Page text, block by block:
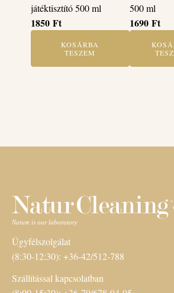
játéktisztító 500 ml
1850 Ft
KOSÁRBA
TESZEM
500 ml
1690 Ft
Ügyfélszolgálat
(8:30-12:30): +36-42/512-788
Szállítással kapcsolatban